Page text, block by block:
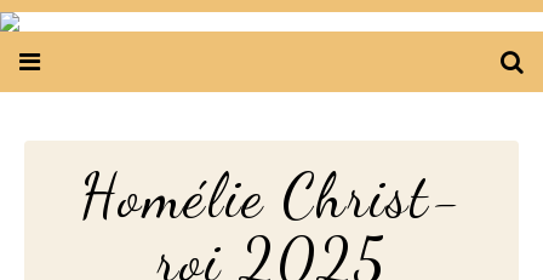
Homélie Christ-
roi 2025